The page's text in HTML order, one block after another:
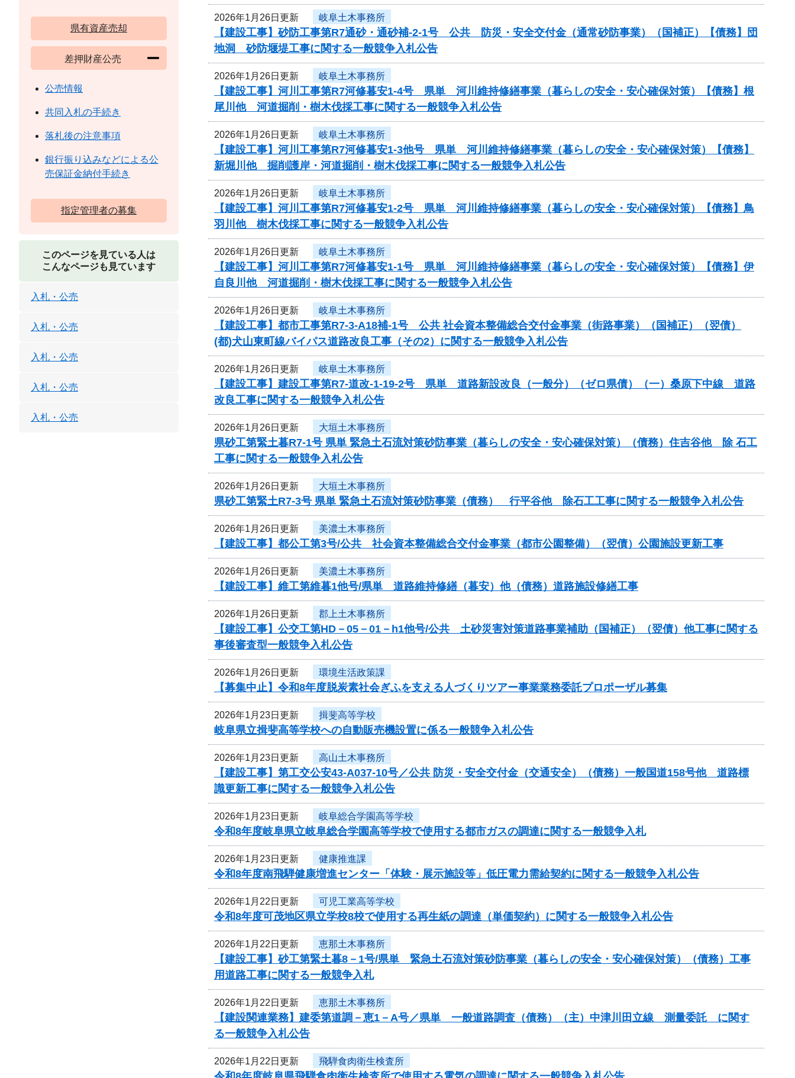
2026年1月26日更新 岐阜土木事務所
【建設工事】砂防工事第R7通砂・通砂補-2-1号 公共 防災・安全交付金（通常砂防事業）（国補正）【債務】団
地洞 砂防堰堤工事に関する一般競争入札公告
2026年1月26日更新 岐阜土木事務所
【建設工事】河川工事第R7河修暮安1-4号 県単 河川維持修繕事業（暮らしの安全・安心確保対策）【債務】根
尾川他 河道掘削・樹木伐採工事に関する一般競争入札公告
2026年1月26日更新 岐阜土木事務所
【建設工事】河川工事第R7河修暮安1-3他号 県単 河川維持修繕事業（暮らしの安全・安心確保対策）【債務】
新堀川他 掘削護岸・河道掘削・樹木伐採工事に関する一般競争入札公告
2026年1月26日更新 岐阜土木事務所
【建設工事】河川工事第R7河修暮安1-2号 県単 河川維持修繕事業（暮らしの安全・安心確保対策）【債務】鳥
羽川他 樹木伐採工事に関する一般競争入札公告
2026年1月26日更新 岐阜土木事務所
【建設工事】河川工事第R7河修暮安1-1号 県単 河川維持修繕事業（暮らしの安全・安心確保対策）【債務】伊
自良川他 河道掘削・樹木伐採工事に関する一般競争入札公告
2026年1月26日更新 岐阜土木事務所
【建設工事】都市工事第R7-3-A18補-1号 公共 社会資本整備総合交付金事業（街路事業）（国補正）（翌債）
(都)犬山東町線バイパス道路改良工事（その2）に関する一般競争入札公告
2026年1月26日更新 岐阜土木事務所
【建設工事】建設工事第R7-道改-1-19-2号 県単 道路新設改良（一般分）（ゼロ県債）（一）桑原下中線 道路
改良工事に関する一般競争入札公告
2026年1月26日更新 大垣土木事務所
県砂工第緊土暮R7-1号 県単 緊急土石流対策砂防事業（暮らしの安全・安心確保対策）（債務）住吉谷他 除 石工
工事に関する一般競争入札公告
2026年1月26日更新 大垣土木事務所
県砂工第緊土R7-3号 県単 緊急土石流対策砂防事業（債務） 行平谷他 除石工工事に関する一般競争入札公告
2026年1月26日更新 美濃土木事務所
【建設工事】都公工第3号/公共 社会資本整備総合交付金事業（都市公園整備）（翌債）公園施設更新工事
2026年1月26日更新 美濃土木事務所
【建設工事】維工第維暮1他号/県単 道路維持修繕（暮安）他（債務）道路施設修繕工事
2026年1月26日更新 郡上土木事務所
【建設工事】公交工第HD－05－01－h1他号/公共 土砂災害対策道路事業補助（国補正）（翌債）他工事に関する
事後審査型一般競争入札公告
2026年1月26日更新 環境生活政策課
【募集中止】令和8年度脱炭素社会ぎふを支える人づくりツアー事業業務委託プロポーザル募集
2026年1月23日更新 揖斐高等学校
岐阜県立揖斐高等学校への自動販売機設置に係る一般競争入札公告
2026年1月23日更新 高山土木事務所
【建設工事】第工交公安43-A037-10号／公共 防災・安全交付金（交通安全）（債務）一般国道158号他 道路標
識更新工事に関する一般競争入札公告
2026年1月23日更新 岐阜総合学園高等学校
令和8年度岐阜県立岐阜総合学園高等学校で使用する都市ガスの調達に関する一般競争入札
2026年1月23日更新 健康推進課
令和8年度南飛騨健康増進センター「体験・展示施設等」低圧電力需給契約に関する一般競争入札公告
2026年1月22日更新 可児工業高等学校
令和8年度可茂地区県立学校8校で使用する再生紙の調達（単価契約）に関する一般競争入札公告
2026年1月22日更新 恵那土木事務所
【建設工事】砂工第緊土暮8－1号/県単 緊急土石流対策砂防事業（暮らしの安全・安心確保対策）（債務）工事
用道路工事に関する一般競争入札
2026年1月22日更新 恵那土木事務所
【建設関連業務】建委第道調－恵1－A号／県単 一般道路調査（債務）（主）中津川田立線 測量委託 に関す
る一般競争入札公告
2026年1月22日更新 飛騨食肉衛生検査所
県有資産売却
差押財産公売
公売情報
共同入札の手続き
落札後の注意事項
銀行振り込みなどによる公
売保証金納付手続き
指定管理者の募集
このページを見ている人は
こんなページも見ています
入札・公売
入札・公売
入札・公売
入札・公売
入札・公売